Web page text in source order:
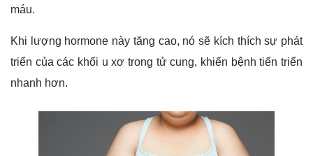
máu.
Khi lượng hormone này tăng cao, nó sẽ kích thích sự phát
triển của các khối u xơ trong tử cung, khiến bệnh tiến triển
nhanh hơn.